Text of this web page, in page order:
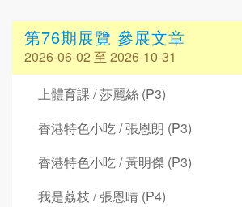
第76期展覽 參展文章
2026-06-02 至 2026-10-31
上體育課 / 莎麗絲 (P3)
香港特色小吃 / 張恩朗 (P3)
香港特色小吃 / 黃明傑 (P3)
我是荔枝 / 張恩晴 (P4)